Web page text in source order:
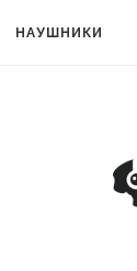
НАУШНИКИ